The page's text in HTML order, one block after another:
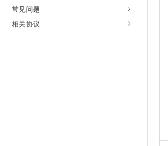
常见问题
相关协议